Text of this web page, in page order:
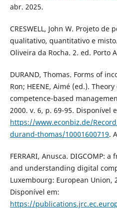
abr. 2025.
CRESWELL, John W. Projeto de
qualitativo, quantitativo e
Oliveira da Rocha. 2. ed. Porto
DURAND, Thomas. Forms of
Ron; HEENE, Aimé (ed.).
competence-based
2000. v. 6, p. 69-95. Disponível
https://www.econbiz.de/
durand-thomas/10001600719.
FERRARI, Anusca. DIGCOMP:
and understanding digital
Luxembourg: European Union,
Disponível em:
https://